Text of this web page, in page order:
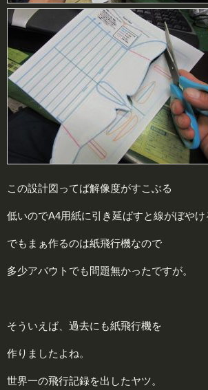
この設計図ってば解像度がすこぶる
低いのでA4用紙に引き延ばすと線がぼやけ
でもまぁ作るのは紙飛行機なので
多少アバウトでも問題無かったですが。
そういえば、過去にも紙飛行機を
作りましたよね。
世界一の飛行記録を出したヤツ。